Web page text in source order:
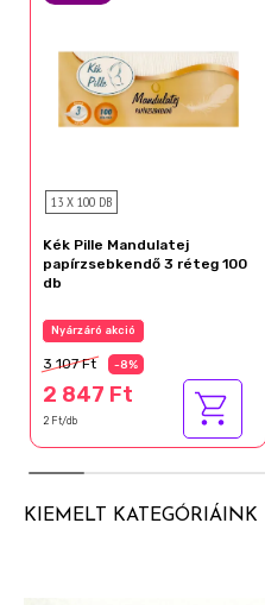
13 X 100 DB
Kék Pille Mandulatej
papírzsebkendő 3 réteg 100
db
Nyárzáró akció
3 107 Ft -8%
2 847 Ft
2 Ft/db
KIEMELT KATEGÓRIÁINK